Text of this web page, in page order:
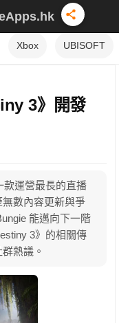
Xbox UBISOFT
3》開發
款運營最長的直播
數內容更新與爭
能邁向下一階
3》的相關傳
熱議。